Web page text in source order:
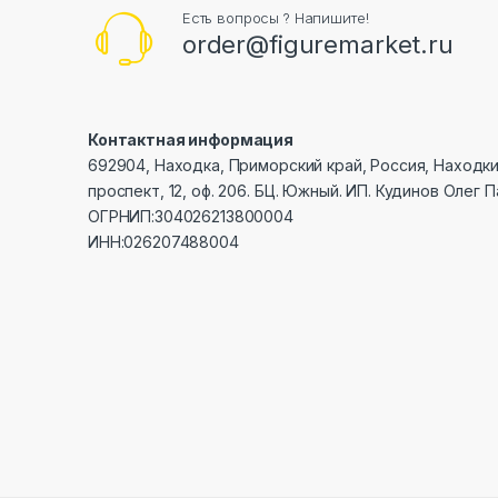
Есть вопросы ? Напишите!
order@figuremarket.ru
Контактная информация
692904, Находка, Приморский край, Россия,
проспект, 12, оф. 206. БЦ. Южный. ИП. Кудинов Олег
ОГРНИП:304026213800004
ИНН:026207488004